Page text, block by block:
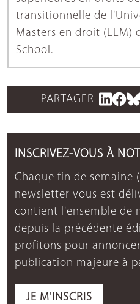
transitionnelle de
Masters en droit (LLM)
School.
PARTAGER
INSCRIVEZ-VOUS À
Chaque fin de semaine
newsletter vous est
contient l'ensemble de
depuis la précédente
profitons pour
publication majeure à
JE M'INSCRIS